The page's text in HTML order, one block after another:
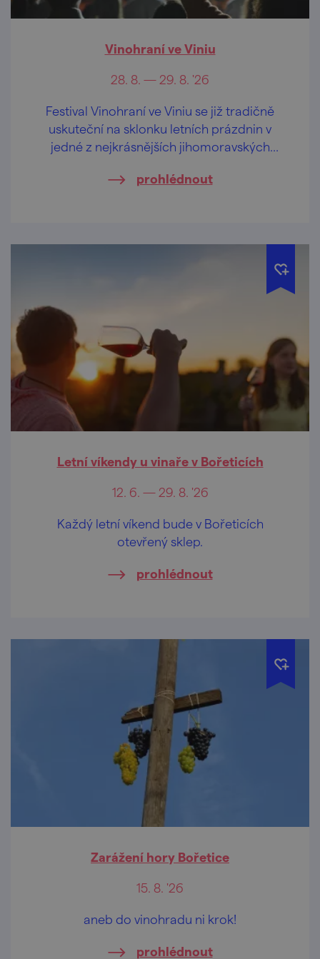
Vinohraní ve Viniu
28. 8. — 29. 8. '26
Festival Vinohraní ve Viniu se již tradičně
uskuteční na sklonku letních prázdnin v
jedné z nejkrásnějších jihomoravských
prohlédnout
Letní víkendy u vinaře v Bořeticích
12. 6. — 29. 8. '26
Každý letní víkend bude v Bořeticích
otevřený sklep.
prohlédnout
Zarážení hory Bořetice
15. 8. '26
aneb do vinohradu ni krok!
prohlédnout